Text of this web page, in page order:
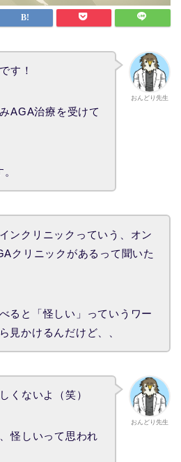
おんどり先生
す！
AGA治療を受けて
ンクリニックっていう、オン
クリニックがあるって聞いた
ると「怪しい」っていうワー
見かけるんだけど、、
おんどり先生
くないよ（笑）
怪しいって思われ